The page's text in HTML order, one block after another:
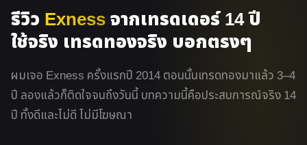
รีวิว Exnessจากเทรดเดอร์ 14 ปี
ใช้จริง เทรดทองจริง บอกตรงๆ
ผมเจอ Exness ครั้งแรกปี 2014 ตอนนั้นเทรดทองมาแล้ว 3–4
ปี ลองแล้วก็ติดใจจนถึงวันนี้ บทความนี้คือประสบการณ์จริง 14
ปี ทั้งดีและไม่ดี ไม่มีโฆษณา